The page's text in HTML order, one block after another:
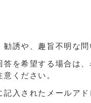
勧誘や、趣旨不明な
答を希望する場合は
意ください。
記入されたメールア